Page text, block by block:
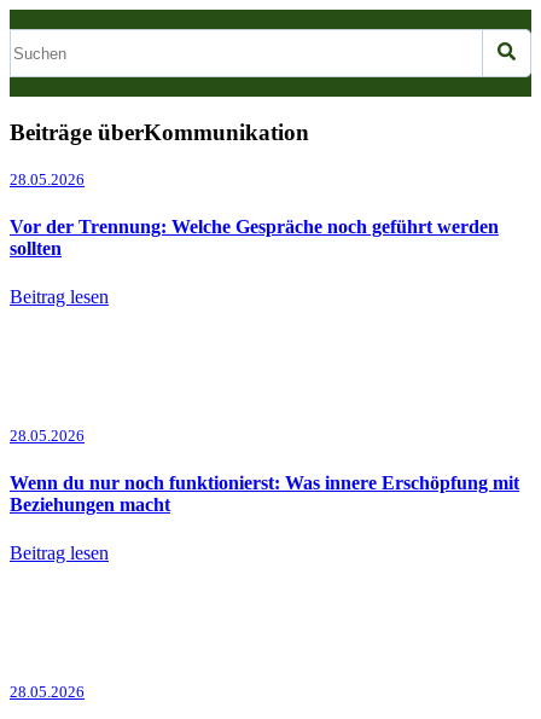
Beiträge überKommunikation
28.05.2026
Vor der Trennung: Welche Gespräche noch geführt werden
sollten
Beitrag lesen
28.05.2026
Wenn du nur noch funktionierst: Was innere Erschöpfung mit
Beziehungen macht
Beitrag lesen
28.05.2026